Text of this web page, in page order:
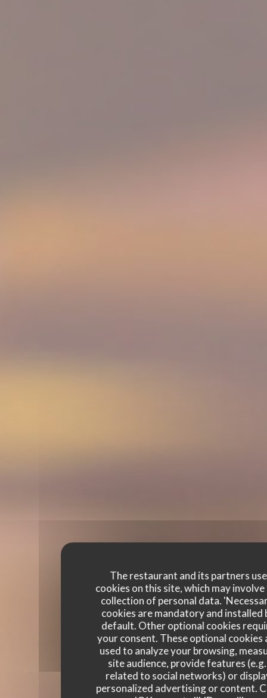
The restaurant and its partners use
cookies on this site, which may
collection of personal data.
cookies are mandatory and installed
default. Other optional cookies
your consent. These optional cookies
used to analyze your browsing,
site audience, provide features
related to social networks) or
personalized advertising or content.